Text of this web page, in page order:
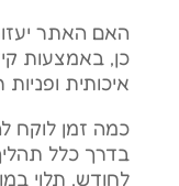
האם האתר
כן, באמצעות
איכותית ופניות
כמה זמן לוקח
בדרך כלל
לחודש, תלוי